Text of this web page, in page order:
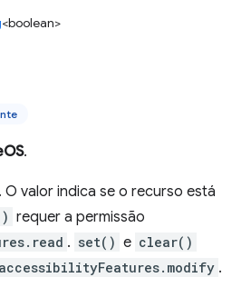
<boolean>
.
O valor indica se o recurso está
requer a permissão
. set() e clear()
accessibilityFeatures.modify .